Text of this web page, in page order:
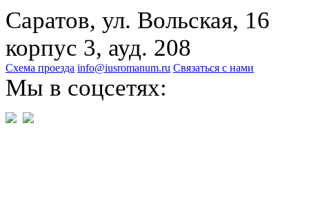
Саратов, ул. Вольская, 16
корпус 3, ауд. 208
Схема проезда info@iusromanum.ru Связаться с нами
Мы в соцсетях: